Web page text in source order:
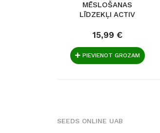
MĒSLOŠANAS
LĪDZEKĻI ACTIV
15,99 €
PIEVIENOT GROZAM
SEEDS ONLINE UAB